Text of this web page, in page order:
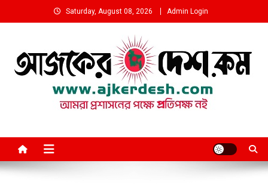
to
Saturday, August 08, 2026 Admin Login